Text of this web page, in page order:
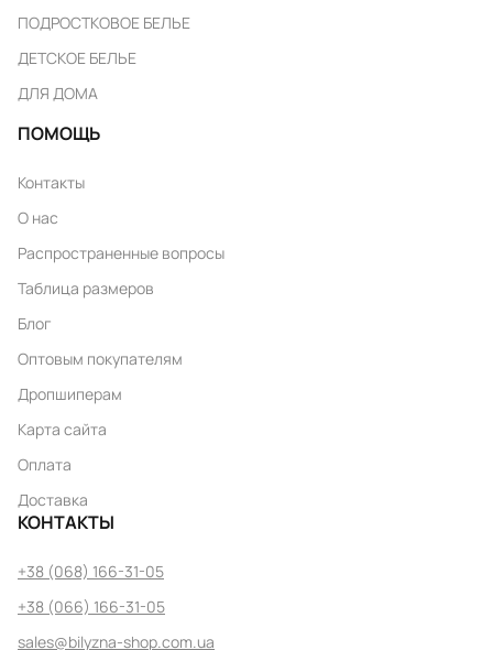
ПОДРОСТКОВОЕ БЕЛЬЕ
ДЕТСКОЕ БЕЛЬЕ
ДЛЯ ДОМА
ПОМОЩЬ
Контакты
О нас
Распространенные вопросы
Таблица размеров
Блог
Оптовым покупателям
Дропшиперам
Карта сайта
Оплата
Доставка
КОНТАКТЫ
+38 (068) 166-31-05
+38 (066) 166-31-05
sales@bilyzna-shop.com.ua